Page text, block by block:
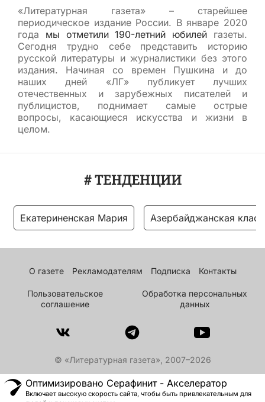
«Литературная газета» – старейшее
периодическое издание России. В январе 2020
года мы отметили 190-летний юбилей газеты.
Сегодня трудно себе представить историю
русской литературы и журналистики без этого
издания. Начиная со времен Пушкина и до
наших дней «ЛГ» публикует лучших
отечественных и зарубежных писателей и
публицистов, поднимает самые острые
вопросы, касающиеся искусства и жизни в
целом.
# ТЕНДЕНЦИИ
Екатериненская Мария Азербайджанская
О газете Рекламодателям Подписка Контакты
Пользовательское
соглашение
Обработка персональных
данных
© «Литературная газета», 2007–2026
Оптимизировано Серафинит - Акселератор
Включает высокую скорость сайта, чтобы быть привлекательным для